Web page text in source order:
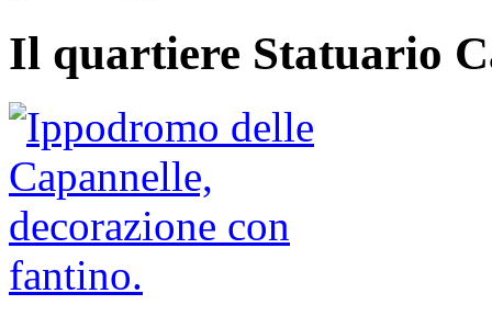
Il quartiere Statuario